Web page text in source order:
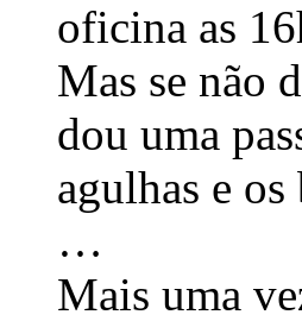
oficina as
Mas se não
dou uma
agulhas e
…
Mais uma